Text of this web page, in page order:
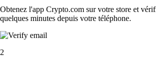
Obtenez l'app Crypto.com sur votre store et
quelques minutes depuis votre téléphone.
2